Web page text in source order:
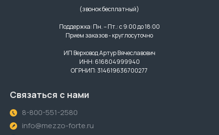
(звонок бесплатный)
Поддержка: Пн. – Пт.: с 9:00 до 18:00
Прием заказов - круглосуточно
ИП Верховод Артур Вячеславович
ИНН: 616804999940
ОГРНИП: 314619636700277
Связаться с нами
8-800-551-2580
info@mezzo-forte.ru